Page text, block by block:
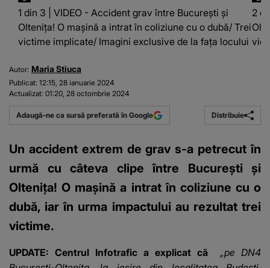
1 din 3 | VIDEO - Accident grav între București și
Oltenița! O mașină a intrat în coliziune cu o dubă/ Trei
victime implicate/ Imagini exclusive de la fața locului
2
Autor: Maria Stiuca
Publicat: 12:15, 28 ianuarie 2024
Actualizat: 01:20, 28 octombrie 2024
Adaugă-ne ca sursă preferată în Google Distribuie
Un accident extrem de grav s-a petrecut în
urmă cu câteva clipe între București și
Oltenița! O mașină a intrat în coliziune cu o
dubă, iar în urma impactului au rezultat trei
victime.
UPDATE: Centrul Infotrafic a explicat că „pe DN4